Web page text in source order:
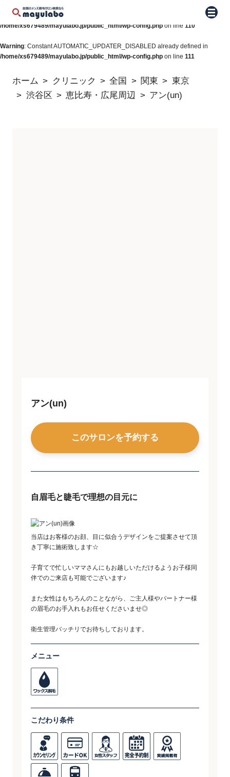
Warning: Constant WP_AUTO_UPDATE_CORE already defined in
/home/xs679489/mayulabo.jp/public_html/wp-config.php on line 110
Warning: Constant AUTOMATIC_UPDATER_DISABLED already defined in
/home/xs679489/mayulabo.jp/public_html/wp-config.php on line 111
メニ
ホーム クリニック 全国 関東
東京
渋谷区
恵比寿・広尾周辺 アン(un)
アン(un)
このサロンを予約する
自眉毛と睫毛で理想の目元に
当店はお客様のお顔、目に似合うデザインをご提案させて頂
き丁寧に施術致します☆
子育てで忙しいママさんにもお越しいただけるようお子様同
伴でのご来店も可能でございます♪
また女性はもちろんのことながら、ご主人様やパートナー様
の眉毛のお手入れもお任せくださいませ◎
衛生管理バッチリでお待ちしております。
メニュー
こだわり条件